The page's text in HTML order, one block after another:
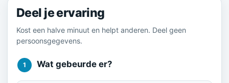
Deel je ervaring
Kost een halve minuut en helpt anderen. Deel geen
persoonsgegevens.
1 Wat gebeurde er?